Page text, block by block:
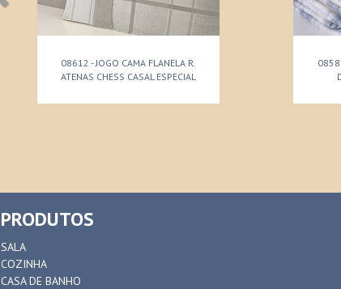
08612 - JOGO CAMA FLANELA R.
ATENAS CHESS CASAL ESPECIAL
PRODUTOS
SALA
COZINHA
CASA DE BANHO